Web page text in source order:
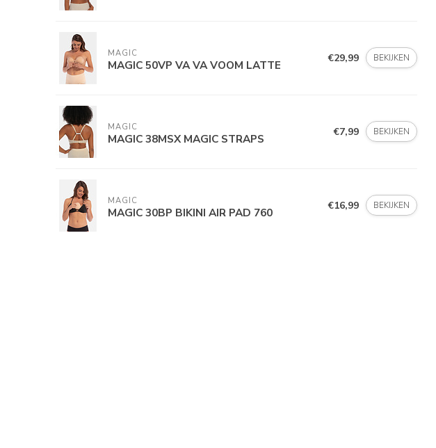
MAGIC
MAGIC 50VP VA VA VOOM LATTE €29,99 BEKIJKEN
MAGIC
MAGIC 38MSX MAGIC STRAPS €7,99 BEKIJKEN
MAGIC
MAGIC 30BP BIKINI AIR PAD 760 €16,99 BEKIJKEN